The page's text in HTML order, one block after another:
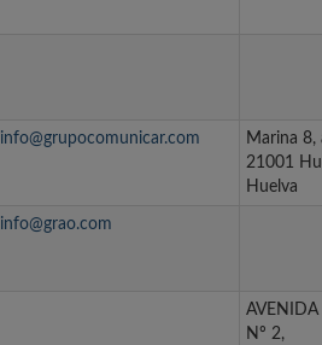
info@grupocomunicar.com
Marina 8,
21001
Huelva
info@grao.com
AVENIDA
Nº 2,